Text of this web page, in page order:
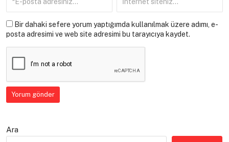
Bir dahaki sefere yorum yaptığımda kullanılmak üzere adımı, e-
posta adresimi ve web site adresimi bu tarayıcıya kaydet.
Ara